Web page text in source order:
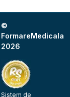
©
FormareMedicala
2026
Sistem de